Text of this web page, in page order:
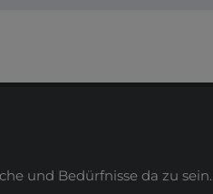
und Bedürfnisse da zu sein.